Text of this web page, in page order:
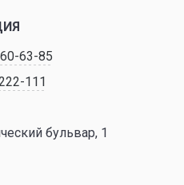
63-85
111
бульвар, 1